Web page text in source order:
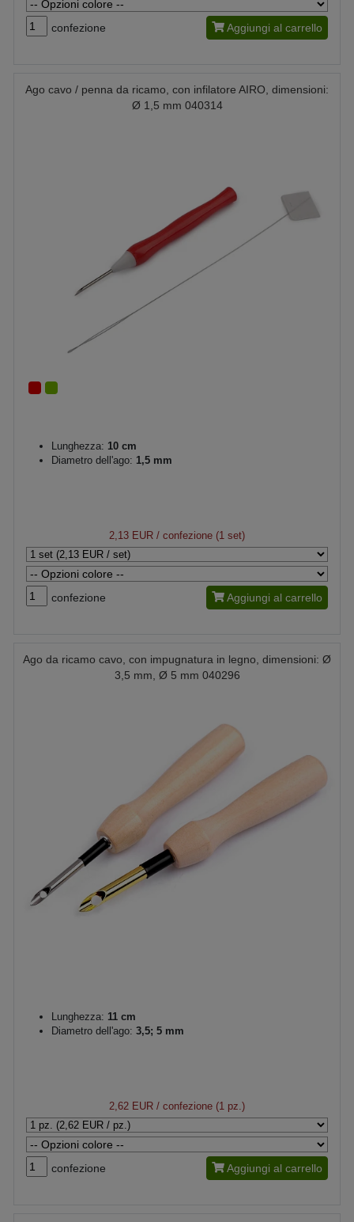
confezione Aggiungi al carrello
Ago cavo / penna da ricamo, con infilatore AIRO, dimensioni:
Ø 1,5 mm 040314
Lunghezza: 10 cm
Diametro dell'ago: 1,5 mm
2,13 EUR / confezione (1 set)
confezione Aggiungi al carrello
Ago da ricamo cavo, con impugnatura in legno, dimensioni: Ø
3,5 mm, Ø 5 mm 040296
Lunghezza: 11 cm
Diametro dell'ago: 3,5; 5 mm
2,62 EUR / confezione (1 pz.)
confezione Aggiungi al carrello